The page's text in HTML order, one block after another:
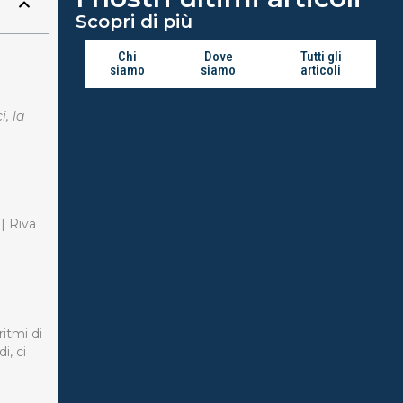
la
di
ci
Scopri di più
Chi
siamo
Dove
siamo
Tutti gli
articoli